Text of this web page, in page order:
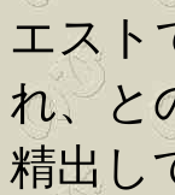
エスト
れ、と
精出し